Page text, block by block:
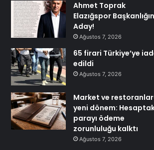
Ahmet Toprak
Elazığspor
Aday!
Ağustos 7, 2026
65 firari Türkiye’ye
edildi
Ağustos 7, 2026
Market ve
yeni dönem:
parayı ödeme
zorunluluğu kalktı
Ağustos 7, 2026